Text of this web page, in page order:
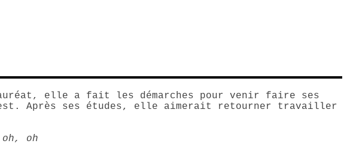
elle a fait les démarches pour venir faire ses
Après ses études, elle aimerait retourner travailler
oh